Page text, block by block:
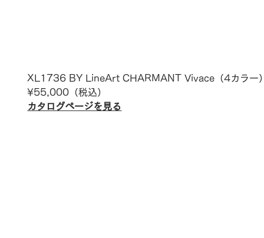
XL1736 BY LineArt CHARMANT Vivace （4カラー
¥55,000 （税込）
カタログページを見る